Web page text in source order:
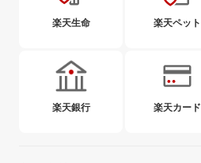
楽天生命 楽天ペット
楽天銀行 楽天カード